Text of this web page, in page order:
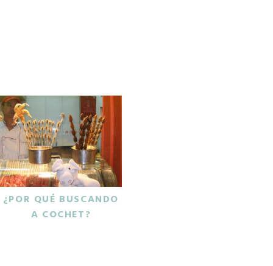
¿POR QUÉ BUSCANDO
A COCHET?